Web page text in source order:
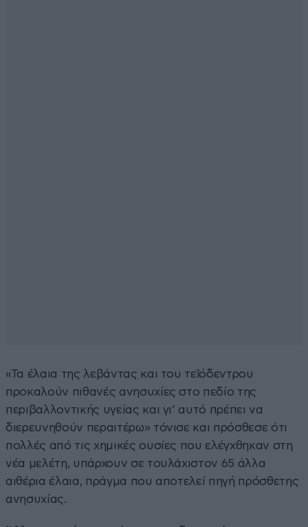
«Τα έλαια της λεβάντας και του τεϊόδεντρου
προκαλούν πιθανές ανησυχίες στο πεδίο της
περιβαλλοντικής υγείας και γι’ αυτό πρέπει να
διερευνηθούν περαιτέρω» τόνισε και πρόσθεσε ότι
πολλές από τις χημικές ουσίες που ελέγχθηκαν στη
νέα μελέτη, υπάρχουν σε τουλάχιστον 65 άλλα
αιθέρια έλαια, πράγμα που αποτελεί πηγή πρόσθετης
ανησυχίας.